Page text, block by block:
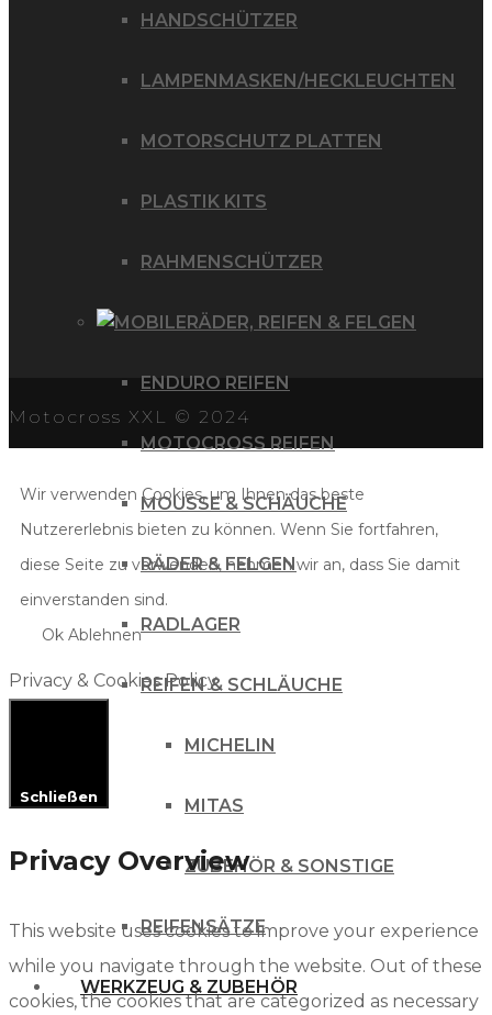
HANDSCHÜTZER
LAMPENMASKEN/HECKLEUCHTEN
MOTORSCHUTZ PLATTEN
PLASTIK KITS
RAHMENSCHÜTZER
RÄDER, REIFEN & FELGEN
ENDURO REIFEN
MOTOCROSS REIFEN
MOUSSE & SCHÄUCHE
RÄDER & FELGEN
RADLAGER
REIFEN & SCHLÄUCHE
MICHELIN
MITAS
ZUBEHÖR & SONSTIGE
REIFENSÄTZE
WERKZEUG & ZUBEHÖR
Motocross XXL © 2024
Wir verwenden Cookies, um Ihnen das beste
Nutzererlebnis bieten zu können. Wenn Sie fortfahren,
diese Seite zu verwenden, nehmen wir an, dass Sie damit
einverstanden sind.
Ok Ablehnen
Privacy & Cookies Policy
Schließen
Privacy Overview
This website uses cookies to improve your experience
while you navigate through the website. Out of these
cookies, the cookies that are categorized as necessary